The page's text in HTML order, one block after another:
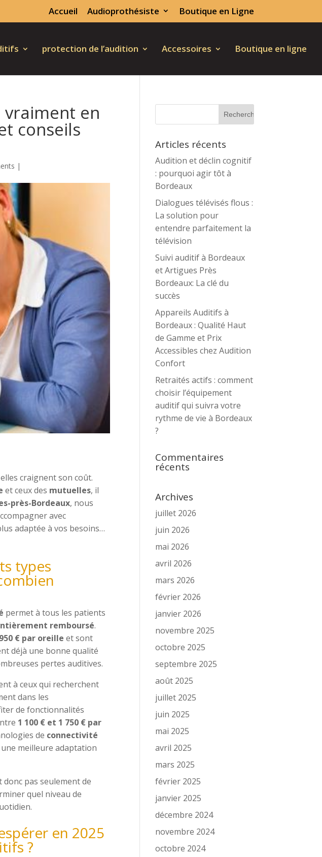
Accueil Audioprothésiste Boutique en Ligne
protection de l’audition Accessoires Boutique en ligne
en
conseils
|
craignent son coût.
et ceux des mutuelles, il
près-Bordeaux, nous
avec
adaptée à vos besoins…
types
permet à tous les patients
remboursé.
950 € par oreille et sont
déjà une bonne qualité
pertes auditives.
à ceux qui recherchent
dans les
de fonctionnalités
1 100 € et 1 750 € par
de connectivité
meilleure adaptation
donc pas seulement de
quel niveau de
en 2025
?
Articles récents
Audition et déclin cognitif
: pourquoi agir tôt à
Bordeaux
Dialogues télévisés flous :
La solution pour
entendre parfaitement la
télévision
Suivi auditif à Bordeaux
et Artigues Près
Bordeaux: La clé du
succès
Appareils Auditifs à
Bordeaux : Qualité Haut
de Gamme et Prix
Accessibles chez Audition
Confort
Retraités actifs : comment
choisir l’équipement
auditif qui suivra votre
rythme de vie à Bordeaux
?
Commentaires
récents
Archives
juillet 2026
juin 2026
mai 2026
avril 2026
mars 2026
février 2026
janvier 2026
novembre 2025
octobre 2025
septembre 2025
août 2025
juillet 2025
juin 2025
mai 2025
avril 2025
mars 2025
février 2025
janvier 2025
décembre 2024
novembre 2024
octobre 2024